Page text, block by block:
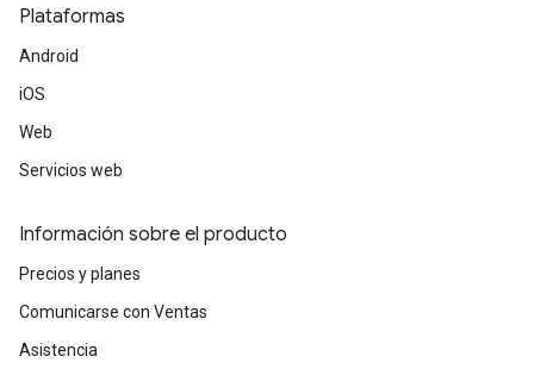
Plataformas
Android
iOS
Web
Servicios web
Información sobre el producto
Precios y planes
Comunicarse con Ventas
Asistencia